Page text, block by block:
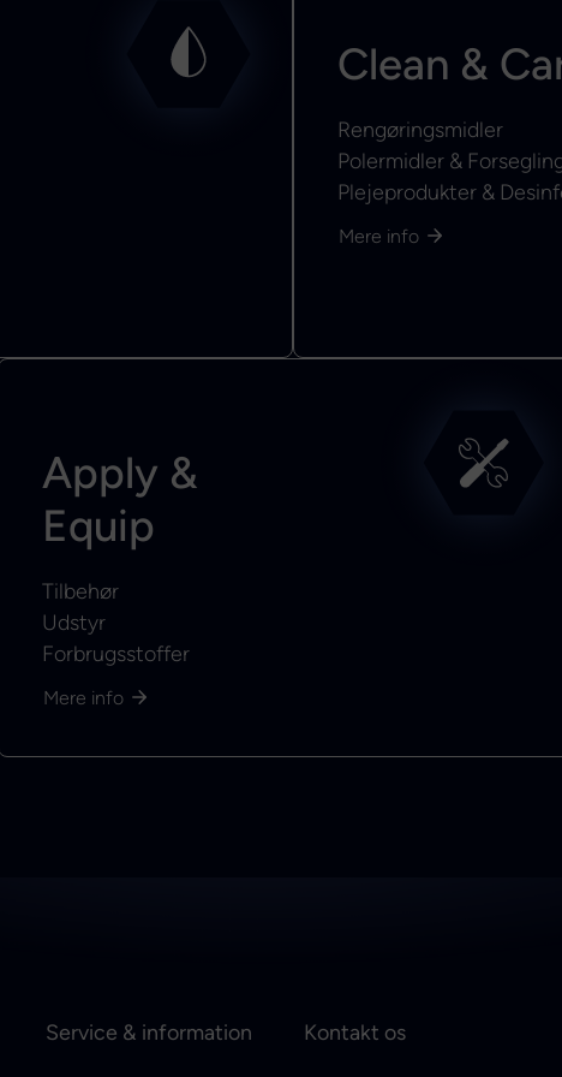
Clean &
Rengøringsmidler
Polermidler &
Plejeprodukter &
Mere info
Apply &
Equip
Tilbehør
Udstyr
Forbrugsstoffer
Mere info
Service & information Kontakt os